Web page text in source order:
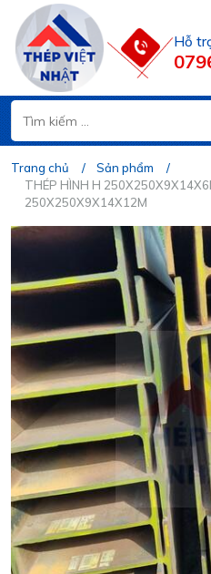
Hỗ
Trang chủ
Sản phẩm
THÉP HÌNH H
250X250X9X14X12M